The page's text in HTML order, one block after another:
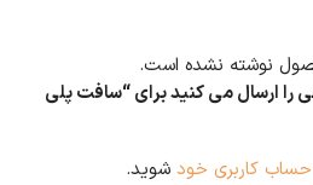
نوشته نشده است.
را ارسال می کنید برای “سافت پلی
حساب کاربری خود شوید.